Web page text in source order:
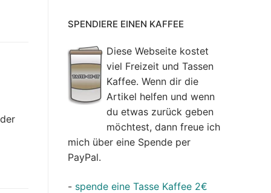
SPENDIERE EINEN KAFFEE
Diese Webseite kostet
viel Freizeit und Tassen
Kaffee. Wenn dir die
Artikel helfen und wenn
du etwas zurück geben
möchtest, dann freue ich
mich über eine Spende per
PayPal.
- spende eine Tasse Kaffee 2€